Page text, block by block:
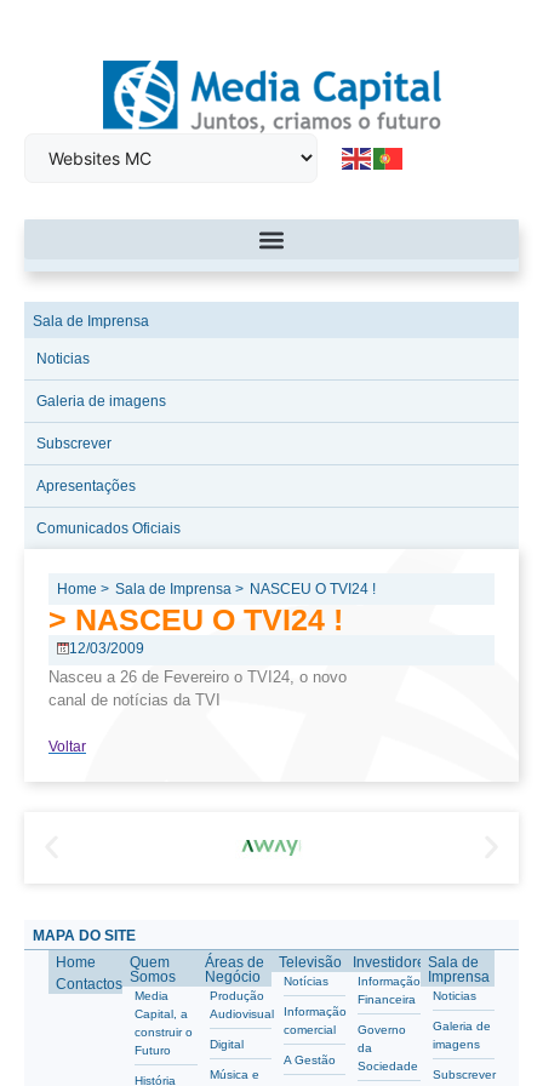
Sala de Imprensa
Noticias
Galeria de imagens
Subscrever
Apresentações
Comunicados Oficiais
Home > Sala de Imprensa > NASCEU O TVI24 !
> NASCEU O TVI24 !
12/03/2009
Nasceu a 26 de Fevereiro o TVI24, o novo
canal de notícias da TVI
Voltar
MAPA DO SITE
Home
Contactos
Quem
Somos
Media
Capital, a
construir o
Futuro
História
Áreas de
Negócio
Produção
Audiovisual
Digital
Música e
Televisão
Notícias
Informação
comercial
A Gestão
Investidores
Informação
Financeira
Governo
da
Sociedade
Sala de
Imprensa
Noticias
Galeria de
imagens
Subscrever